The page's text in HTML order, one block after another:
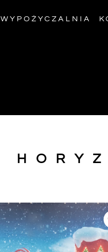
WYPOŻYCZALNIA